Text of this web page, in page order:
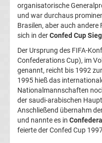
Sieger
Alle
deutschen
Bundestrainer
Alle
deutschen
organisatorische
und war durchaus
Brasilen, aber auch
sich in derConfed Cup
Der Ursprung des FIFA-
Confederations Cup), im
genannt, reicht bis 1992
1995 hieß das
Nationalmannschaften
der saudi-arabischen
Anschließend übernahm
und nannte es in
feierte der Confed Cup